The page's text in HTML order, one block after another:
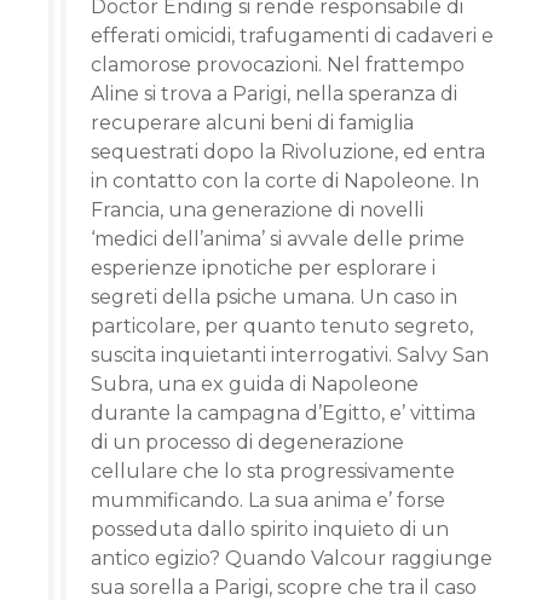
Doctor Ending si rende responsabile di
efferati omicidi, trafugamenti di cadaveri e
clamorose provocazioni. Nel frattempo
Aline si trova a Parigi, nella speranza di
recuperare alcuni beni di famiglia
sequestrati dopo la Rivoluzione, ed entra
in contatto con la corte di Napoleone. In
Francia, una generazione di novelli
‘medici dell’anima’ si avvale delle prime
esperienze ipnotiche per esplorare i
segreti della psiche umana. Un caso in
particolare, per quanto tenuto segreto,
suscita inquietanti interrogativi. Salvy San
Subra, una ex guida di Napoleone
durante la campagna d’Egitto, e’ vittima
di un processo di degenerazione
cellulare che lo sta progressivamente
mummificando. La sua anima e’ forse
posseduta dallo spirito inquieto di un
antico egizio? Quando Valcour raggiunge
sua sorella a Parigi, scopre che tra il caso